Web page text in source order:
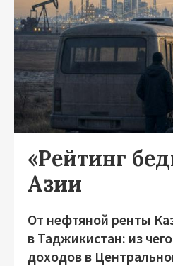
«Рейтинг
Азии
От нефтяной ренты
в Таджикистан: из
доходов в